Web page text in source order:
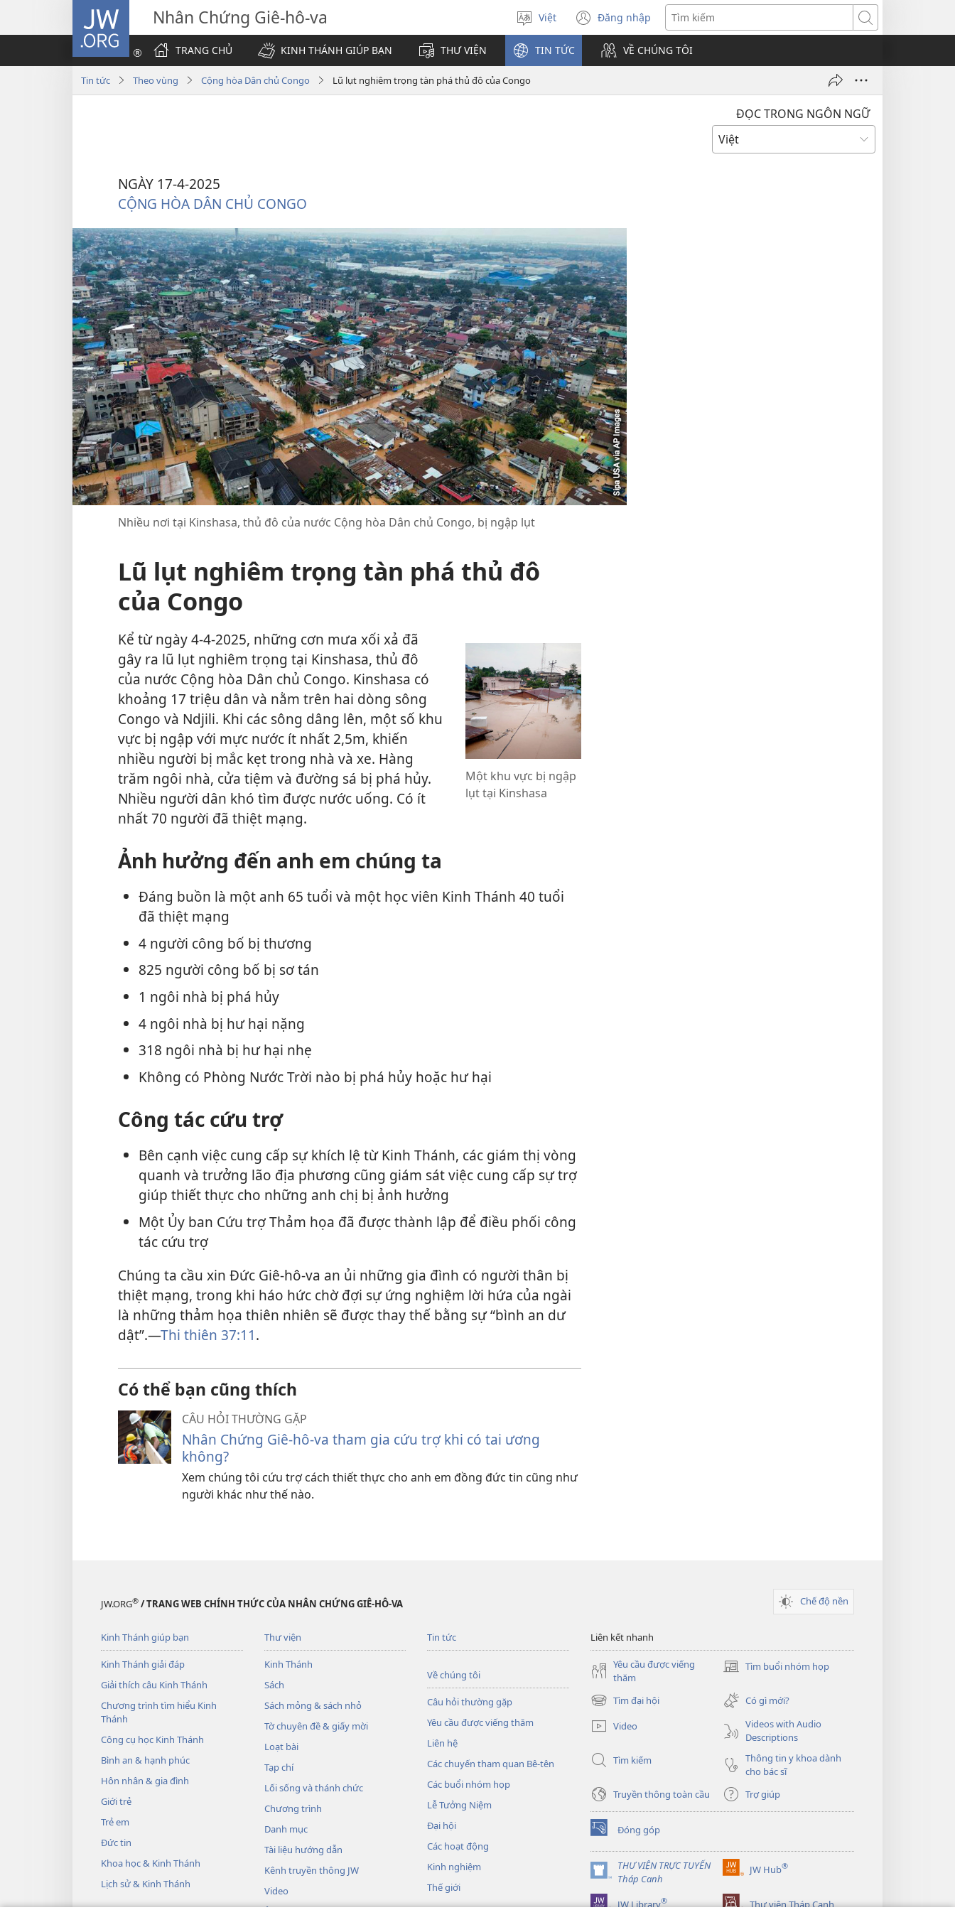
JW.ORG Nhân Chứng Giê-hô-va
Chọn
ngôn
ngữ
Việt Đăng nhập
(mở
cửa
sổ
mới)
Tìm
kiếm
TRANG CHỦ
KINH THÁNH GIÚP BẠN THƯ VIỆN TIN TỨC VỀ CHÚNG TÔI
Tin tức Theo vùng Cộng hòa Dân chủ Congo Lũ lụt nghiêm trọng tàn phá thủ đô của Congo
ĐỌC TRONG NGÔN NGỮ
NGÀY 17-4-2025
CỘNG HÒA DÂN CHỦ CONGO
Nhiều nơi tại Kinshasa, thủ đô của nước Cộng hòa Dân chủ Congo, bị ngập lụt
Lũ lụt nghiêm trọng tàn phá thủ đô
của Congo
Một khu vực bị ngập
lụt tại Kinshasa
Kể từ ngày 4-4-2025, những cơn mưa xối xả đã
gây ra lũ lụt nghiêm trọng tại Kinshasa, thủ đô
của nước Cộng hòa Dân chủ Congo. Kinshasa có
khoảng 17 triệu dân và nằm trên hai dòng sông
Congo và Ndjili. Khi các sông dâng lên, một số khu
vực bị ngập với mực nước ít nhất 2,5m, khiến
nhiều người bị mắc kẹt trong nhà và xe. Hàng
trăm ngôi nhà, cửa tiệm và đường sá bị phá hủy.
Nhiều người dân khó tìm được nước uống. Có ít
nhất 70 người đã thiệt mạng.
Ảnh hưởng đến anh em chúng ta
Đáng buồn là một anh 65 tuổi và một học viên Kinh Thánh 40 tuổi
đã thiệt mạng
4 người công bố bị thương
825 người công bố bị sơ tán
1 ngôi nhà bị phá hủy
4 ngôi nhà bị hư hại nặng
318 ngôi nhà bị hư hại nhẹ
Không có Phòng Nước Trời nào bị phá hủy hoặc hư hại
Công tác cứu trợ
Bên cạnh việc cung cấp sự khích lệ từ Kinh Thánh, các giám thị vòng
quanh và trưởng lão địa phương cũng giám sát việc cung cấp sự trợ
giúp thiết thực cho những anh chị bị ảnh hưởng
Một Ủy ban Cứu trợ Thảm họa đã được thành lập để điều phối công
tác cứu trợ
Chúng ta cầu xin Đức Giê-hô-va an ủi những gia đình có người thân bị
thiệt mạng, trong khi háo hức chờ đợi sự ứng nghiệm lời hứa của ngài
là những thảm họa thiên nhiên sẽ được thay thế bằng sự “bình an dư
dật”.​—Thi thiên 37:11.
Có thể bạn cũng thích
CÂU HỎI THƯỜNG GẶP
Nhân Chứng Giê-hô-va tham gia cứu trợ khi có tai ương
không?
Xem chúng tôi cứu trợ cách thiết thực cho anh em đồng đức tin cũng như
người khác như thế nào.
JW.ORG® / TRANG WEB CHÍNH THỨC CỦA NHÂN CHỨNG GIÊ-HÔ-VA Chế độ nền
Kinh Thánh giúp bạn
Kinh Thánh giải đáp
Giải thích câu Kinh Thánh
Chương trình tìm hiểu Kinh
Thánh
Công cụ học Kinh Thánh
Bình an & hạnh phúc
Hôn nhân & gia đình
Giới trẻ
Trẻ em
Đức tin
Khoa học & Kinh Thánh
Lịch sử & Kinh Thánh
Thư viện
Kinh Thánh
Sách
Sách mỏng & sách nhỏ
Tờ chuyên đề & giấy mời
Loạt bài
Tạp chí
Lối sống và thánh chức
Chương trình
Danh mục
Tài liệu hướng dẫn
Kênh truyền thông JW
Video
Tin tức
Về chúng tôi
Câu hỏi thường gặp
Yêu cầu được viếng thăm
Liên hệ
Các chuyến tham quan Bê-tên
Các buổi nhóm họp
Lễ Tưởng Niệm
Đại hội
Các hoạt động
Kinh nghiệm
Thế giới
Liên kết nhanh
Yêu cầu được viếng
thăm
Tìm buổi nhóm họp
(mở
sổ
Tìm đại hội
(mở
cửa
sổ
Có gì mới?
Video
Videos with Audio
Descriptions
Tìm kiếm
Thông tin y khoa dành
cho bác sĩ
Truyền thông toàn cầu
Trợ giúp
Đóng góp
(mở
cửa
sổ
mới)
THƯ VIỆN TRỰC TUYẾN
Tháp Canh
(mở
cửa
sổ
JW Hub®
(mở
sổ
JW Library® Thư viện Tháp Canh